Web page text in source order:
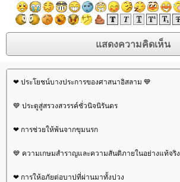
❤ ประโยชน์บางประการของศาสนาอิสลาม 💙
💙 ประตูสู่สรวงสวรรค์ชั่วนิจนิรันดร
❤ การช่วยให้พ้นจากขุมนรก
💙 ความเกษมสำราญและความสันติภายในอย่างแท้จริง
❤ การให้อภัยต่อบาปที่ผ่านมาทั้งปวง